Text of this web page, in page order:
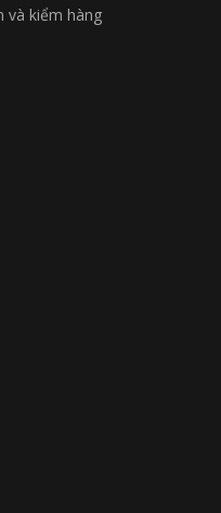
và kiểm hàng